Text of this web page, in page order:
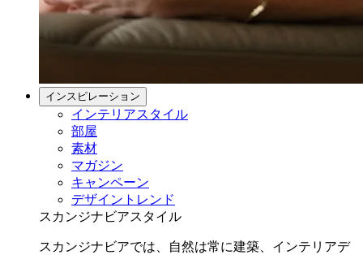
インスピレーション
インテリアスタイル
部屋
素材
マガジン
キャンペーン
デザイントレンド
スカンジナビアスタイル
スカンジナビアでは、自然は常に建築、インテリアデ